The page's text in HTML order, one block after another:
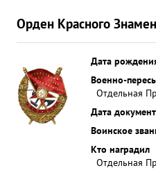
Орден Красного
Дата
Военно-
Отдельная
Дата
Воинское
Кто наградил
Отдельная